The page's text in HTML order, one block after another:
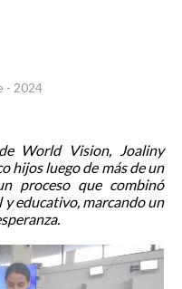
- 2024
World Vision, Joaliny
hijos luego de más de un
proceso que combinó
educativo, marcando un